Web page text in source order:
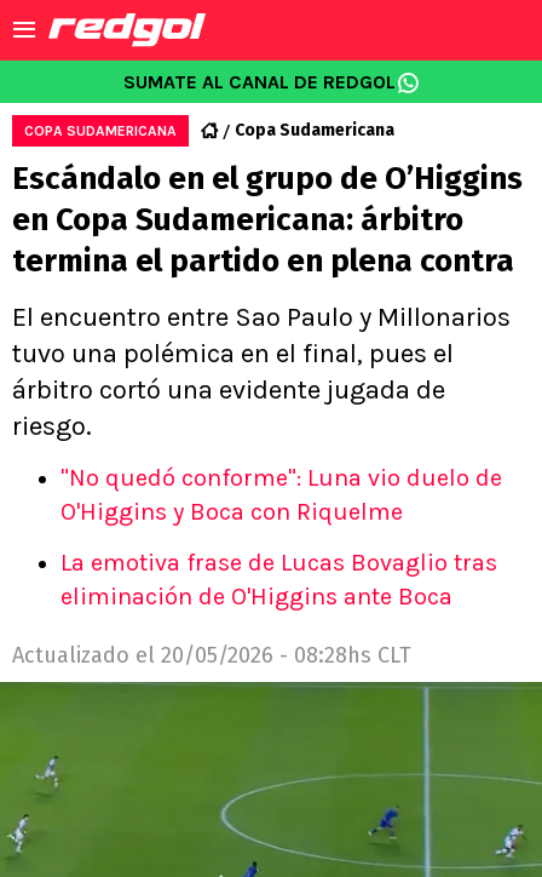
SUMATE AL CANAL DE REDGOL
COPA SUDAMERICANA Copa Sudamericana
Escándalo en el grupo de O’Higgins
en Copa Sudamericana: árbitro
termina el partido en plena contra
El encuentro entre Sao Paulo y Millonarios
tuvo una polémica en el final, pues el
árbitro cortó una evidente jugada de
riesgo.
"No quedó conforme": Luna vio duelo de
O'Higgins y Boca con Riquelme
La emotiva frase de Lucas Bovaglio tras
eliminación de O'Higgins ante Boca
Actualizado el 20/05/2026 - 08:28hs CLT